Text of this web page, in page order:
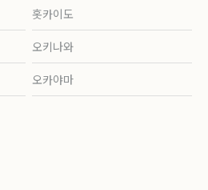
홋카이도
오키나와
오카야마